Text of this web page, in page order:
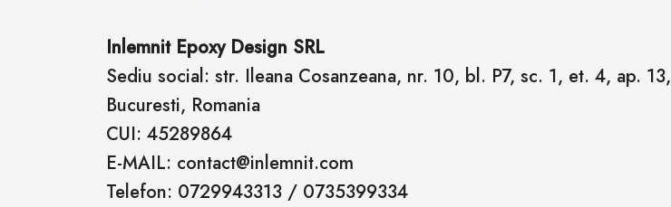
Inlemnit Epoxy Design SRL
Sediu social: str. Ileana Cosanzeana, nr. 10, bl. P7, sc. 1, et. 4, ap. 13,
Bucuresti, Romania
CUI: 45289864
E-MAIL: contact@inlemnit.com
Telefon: 0729943313 / 0735399334